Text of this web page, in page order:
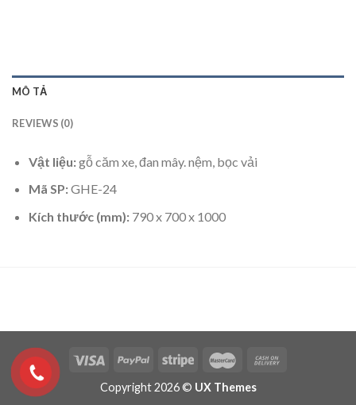
MÔ TẢ
REVIEWS (0)
Vật liệu:gỗ căm xe, đan mây. nệm, bọc vải
Mã SP:GHE-24
Kích thước (mm): 790 x 700 x 1000
Copyright 2026 © UX Themes